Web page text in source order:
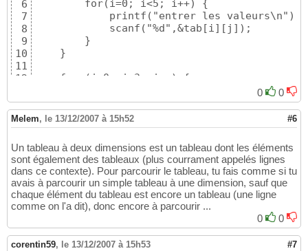
6
7
8
9
10
11
12
14
15
16
18
19
20
21
22
24
25
        for(i=0; i<5; i++) {
            printf("entrer les valeurs\n");
            scanf("%d",&tab[i][j]);
        }
    }
    for (j=0; j<3; j++) {
printf("tab[%d][%d]=%d\n",
        }
    }
    for (i=0;i<5;i++) {
        sommedeslignes[i]=0;
        for (j=0;j<3;j++) {
        }
    return 0;
}
0 0
Melem, le 13/12/2007 à 15h52 #6
Un tableau à deux dimensions est un tableau dont les éléments
sont également des tableaux (plus courrament appelés lignes
dans ce contexte). Pour parcourir le tableau, tu fais comme si tu
avais à parcourir un simple tableau à une dimension, sauf que
chaque élément du tableau est encore un tableau (une ligne
comme on l'a dit), donc encore à parcourir ...
0
0
corentin59, le 13/12/2007 à 15h53 #7